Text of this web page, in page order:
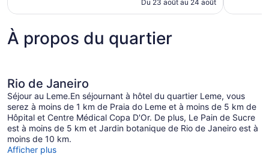
291 $ CA
Du 23 août au 24 août
À propos du quartier
Rio de Janeiro
Séjour au Leme.En séjournant à hôtel du quartier Leme, vous
serez à moins de 1 km de Praia do Leme et à moins de 5 km de
Hôpital et Centre Médical Copa D'Or. De plus, Le Pain de Sucre
est à moins de 5 km et Jardin botanique de Rio de Janeiro est à
moins de 10 km.
Afficher plus